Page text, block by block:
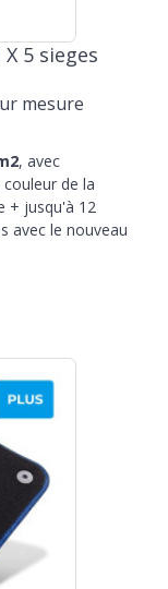
5 sieges
mesure
, avec
de la
+ jusqu'à 12
avec le nouveau